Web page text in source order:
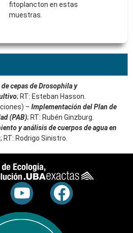
fitoplancton en estas
muestras.
cepas de Drosophila y
; RT: Esteban Hasson.
– Implementación del Plan de
(PAB); RT: Rubén Ginzburg.
y análisis decuerpos de agua en
; RT: Rodrigo Sinistro.